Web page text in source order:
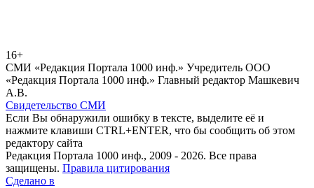
16+
СМИ «Редакция Портала 1000 инф.» Учредитель ООО
«Редакция Портала 1000 инф.» Главный редактор Машкевич
А.В.
Свидетельство СМИ
Если Вы обнаружили ошибку в тексте, выделите её и
нажмите клавиши CTRL+ENTER, что бы сообщить об этом
редактору сайта
Редакция Портала 1000 инф., 2009 - 2026. Все права
защищены. Правила цитирования
Сделано в